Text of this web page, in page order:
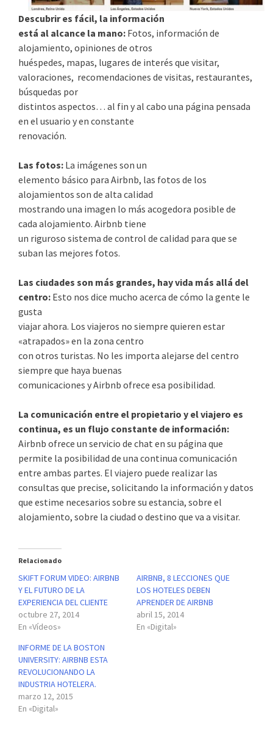
Descubrir es fácil, la información
está al alcance la mano: Fotos, información de
alojamiento, opiniones de otros
huéspedes, mapas, lugares de interés que visitar,
valoraciones, recomendaciones de visitas, restaurantes,
búsquedas por
distintos aspectos… al fin y al cabo una página pensada
en el usuario y en constante
renovación.
Las fotos: La imágenes son un
elemento básico para Airbnb, las fotos de los
alojamientos son de alta calidad
mostrando una imagen lo más acogedora posible de
cada alojamiento. Airbnb tiene
un riguroso sistema de control de calidad para que se
suban las mejores fotos.
Las ciudades son más grandes, hay vida más allá del
centro: Esto nos dice mucho acerca de cómo la gente le
gusta
viajar ahora. Los viajeros no siempre quieren estar
«atrapados» en la zona centro
con otros turistas. No les importa alejarse del centro
siempre que haya buenas
comunicaciones y Airbnb ofrece esa posibilidad.
La comunicación entre el propietario y el viajero es
continua, es un flujo constante de información:
Airbnb ofrece un servicio de chat en su página que
permite la posibilidad de una continua comunicación
entre ambas partes. El viajero puede realizar las
consultas que precise, solicitando la información y datos
que estime necesarios sobre su estancia, sobre el
alojamiento, sobre la ciudad o destino que va a visitar.
Relacionado
SKIFT FORUM VIDEO: AIRBNB
Y EL FUTURO DE LA
EXPERIENCIA DEL CLIENTE
octubre 27, 2014
En «Vídeos»
AIRBNB, 8 LECCIONES QUE
LOS HOTELES DEBEN
APRENDER DE AIRBNB
abril 15, 2014
En «Digital»
INFORME DE LA BOSTON
UNIVERSITY: AIRBNB ESTA
REVOLUCIONANDO LA
INDUSTRIA HOTELERA.
marzo 12, 2015
En «Digital»